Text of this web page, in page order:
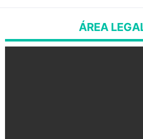
ÁREA